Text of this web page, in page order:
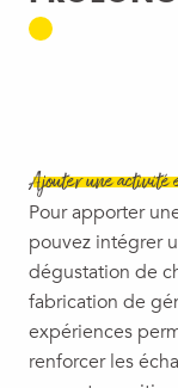
Ajouter une activité
Pour apporter
pouvez intégrer
dégustation de
fabrication de
expériences
renforcer les